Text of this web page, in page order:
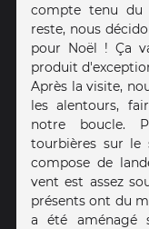
compte tenu du
reste, nous
pour Noël ! Ça
produit
Après la visite,
les alentours,
notre boucle.
tourbières sur le
compose de
vent est assez
présents ont du
a été aménagé